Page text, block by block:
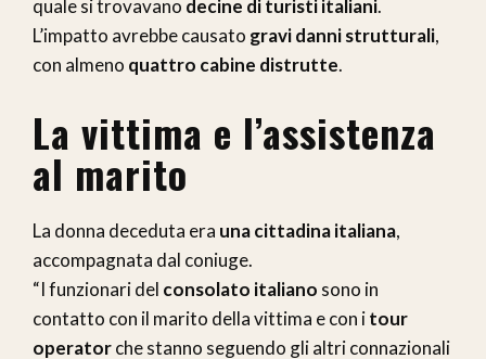
quale si trovavano decine di turisti italiani.
L’impatto avrebbe causato gravi danni strutturali,
con almeno quattro cabine distrutte.
La vittima e l’assistenza
al marito
La donna deceduta era una cittadina italiana,
accompagnata dal coniuge.
“I funzionari del consolato italiano sono in
contatto con il marito della vittima e con itour
operatorche stanno seguendo gli altri connazionali